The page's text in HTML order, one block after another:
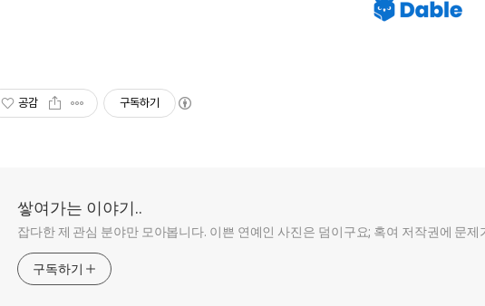
공감 구독하기
쌓여가는 이야기..
잡다한 제 관심 분야만 모아봅니다. 이쁜 연예인 사진은 덤이구요; 혹여 저작권에 문제
구독하기